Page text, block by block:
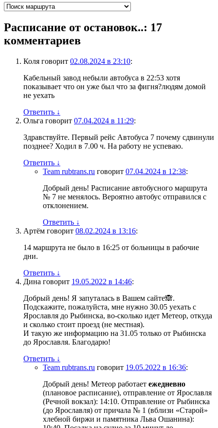
Расписание от остановок..: 17
комментариев
Коля говорит 02.08.2024 в 23:10:
Кабельный завод небыли автобуса в 22:53 хотя
показывает что он уже был что за фигня?людям домой
не уехать
Ответить ↓
Ольга говорит 07.04.2024 в 11:29:
Здравствуйте. Первый рейс Автобуса 7 почему сдвинули
позднее? Ходил в 7.00 ч. На работу не успеваю.
Ответить ↓
Team rubtrans.ru говорит 07.04.2024 в 12:38:
Добрый день! Расписание автобусного маршрута
№ 7 не менялось. Вероятно автобус отправился с
отклонением.
Ответить ↓
Артём говорит 08.02.2024 в 13:16:
14 маршрута не было в 16:25 от больницы в рабочие
дни.
Ответить ↓
Дина говорит 19.05.2022 в 14:46:
Добрый день! Я запуталась в Вашем сайте🙈.
Подскажите, пожалуйста, мне нужно 30.05 уехать с
Ярославля до Рыбинска, во-сколько идет Метеор, откуда
и сколько стоит проезд (не местная).
И такую же информацию на 31.05 только от Рыбинска
до Ярославля. Благодарю!
Ответить ↓
Team rubtrans.ru говорит 19.05.2022 в 16:36:
Добрый день! Метеор работает ежедневно
(плановое расписание), отправление от Ярославля
(Речной вокзал): 14:10. Отправление от Рыбинска
(до Ярославля) от причала № 1 (вблизи «Старой»
хлебной биржи и памятника Льва Ошанина):